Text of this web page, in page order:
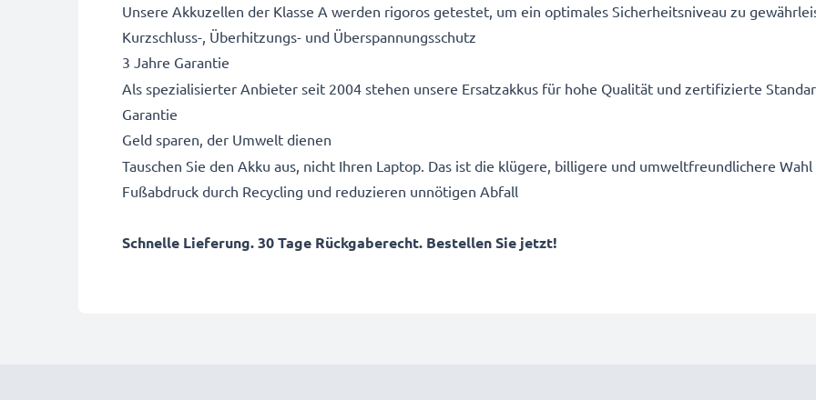
Unsere Akkuzellen der Klasse A werden rigoros getestet, um ein optimales Sicherheitsniveau zu
Kurzschluss-, Überhitzungs- und Überspannungsschutz
3 Jahre Garantie
Als spezialisierter Anbieter seit 2004 stehen unsere Ersatzakkus für hohe Qualität und zertifizierte
Garantie
Geld sparen, der Umwelt dienen
Tauschen Sie den Akku aus, nicht Ihren Laptop. Das ist die klügere, billigere und umweltfreundlichere
Fußabdruck durch Recycling und reduzieren unnötigen Abfall
Schnelle Lieferung. 30 Tage Rückgaberecht. Bestellen Sie jetzt!